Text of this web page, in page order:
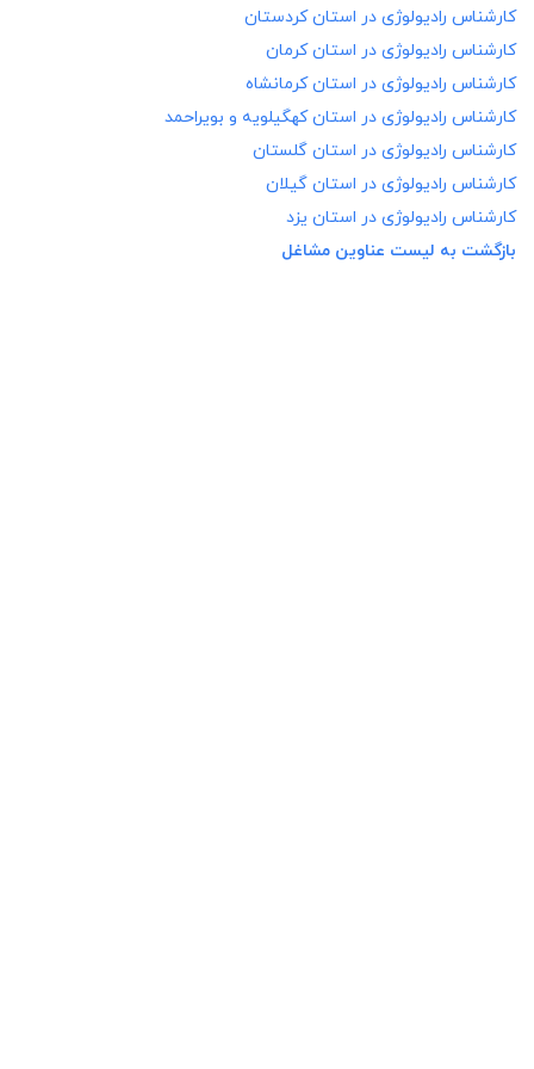
کارشناس رادیولوژی در استان کردستان
کارشناس رادیولوژی در استان کرمان
کارشناس رادیولوژی در استان کرمانشاه
کارشناس رادیولوژی در استان کهگیلویه و بویراحمد
کارشناس رادیولوژی در استان گلستان
کارشناس رادیولوژی در استان گیلان
کارشناس رادیولوژی در استان یزد
بازگشت به لیست عناوین مشاغل